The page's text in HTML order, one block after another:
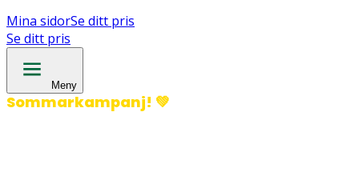
Mina sidorSe ditt pris
Se ditt pris
Meny
Sommarkampanj! 💚